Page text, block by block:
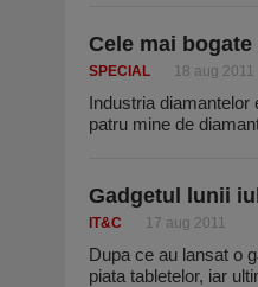
Cele mai
SPECIAL 18 aug 2011
Industria
patru mine de
Gadgetul lunii
IT&C 17 aug 2011
Dupa ce au lansat o
piata tabletelor, iar